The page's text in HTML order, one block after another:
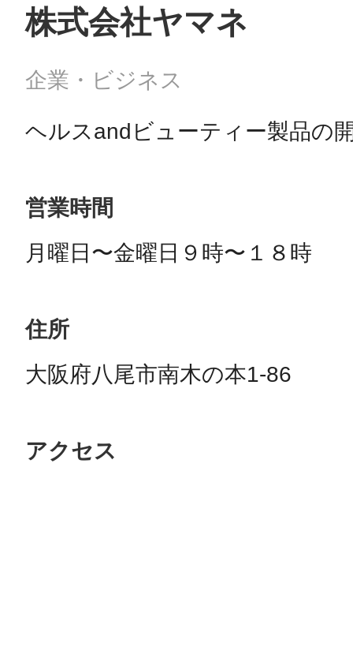
株式会社ヤマネ
企業・ビジネス
ヘルスandビューティー製品の
営業時間
月曜日〜金曜日９時〜１８時
住所
大阪府八尾市南木の本1-86
アクセス
©︎ KAYAC Inc.